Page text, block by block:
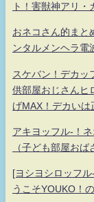
ト！害獣神アリ
おネコさん的ま
ンタルメンヘラ電
スケバン！デカッ
供部屋おじさんヒ
げMAX！デカいは
アキヨッフル-！
（子ども部屋おば
[ヨシヨシロッフ
うこそYOUKO！